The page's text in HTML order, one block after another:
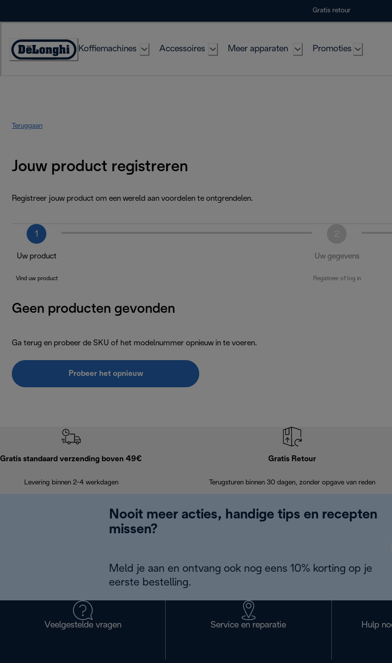
Gratis retour
Accessibility
Koffiemachines Accessoires Meer apparaten Promoties
Teruggaan
Jouw product registreren
Registreer jouw product om een wereld aan voordelen te ontgrendelen.
1
Uw product
Vind uw product
Uw gegevens
Registreer of log in
Geen producten gevonden
Ga terug en probeer de SKU of het modelnummer opnieuw in te voeren.
Probeer het opnieuw
Gratis standaard verzending boven 49€
Levering binnen 2-4 werkdagen
Gratis Retour
Terugsturen binnen 30 dagen, zonder opgave van reden
Nooit meer acties, handige tips en recepten
missen?
Meld je aan en ontvang ook nog eens 10% korting op je
eerste bestelling.
Veelgestelde vragen Service en reparatie Hulp